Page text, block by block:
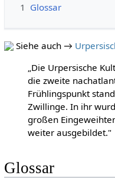
1 Glossar
Siehe auch →
„Die Urpersische
die zweite
Frühlingspunkt
Zwillinge. In ihr
großen
weiter ausgebildet."
Glossar